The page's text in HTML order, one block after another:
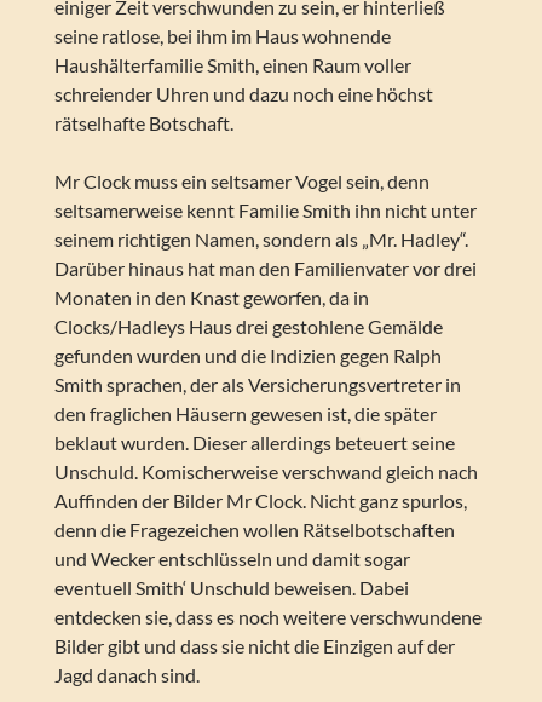
einiger Zeit verschwunden zu sein, er hinterließ
seine ratlose, bei ihm im Haus wohnende
Haushälterfamilie Smith, einen Raum voller
schreiender Uhren und dazu noch eine höchst
rätselhafte Botschaft.
Mr Clock muss ein seltsamer Vogel sein, denn
seltsamerweise kennt Familie Smith ihn nicht unter
seinem richtigen Namen, sondern als „Mr. Hadley“.
Darüber hinaus hat man den Familienvater vor drei
Monaten in den Knast geworfen, da in
Clocks/Hadleys Haus drei gestohlene Gemälde
gefunden wurden und die Indizien gegen Ralph
Smith sprachen, der als Versicherungsvertreter in
den fraglichen Häusern gewesen ist, die später
beklaut wurden. Dieser allerdings beteuert seine
Unschuld. Komischerweise verschwand gleich nach
Auffinden der Bilder Mr Clock. Nicht ganz spurlos,
denn die Fragezeichen wollen Rätselbotschaften
und Wecker entschlüsseln und damit sogar
eventuell Smith‘ Unschuld beweisen. Dabei
entdecken sie, dass es noch weitere verschwundene
Bilder gibt und dass sie nicht die Einzigen auf der
Jagd danach sind.